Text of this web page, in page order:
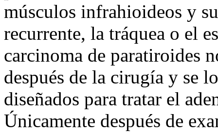
músculos infrahioideos y
recurrente, la tráquea o el
carcinoma de paratiroides
después de la cirugía y se
diseñados para tratar el
Únicamente después de